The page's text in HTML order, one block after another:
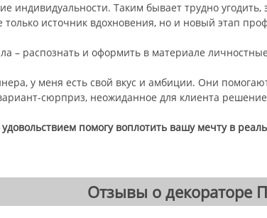
индивидуальности. Таким бывает трудно
только источник вдохновения, но и новый этап
– распознать и оформить в материале
у меня есть свой вкус и амбиции. Они
сюрприз, неожиданное для клиента
помогу воплотить вашу мечту в
Отзывы о декораторе